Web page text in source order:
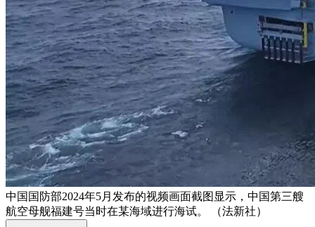
中国国防部2024年5月发布的视频画面截图显示，中国第三艘
航空母舰福建号当时在某海域进行海试。 （法新社）